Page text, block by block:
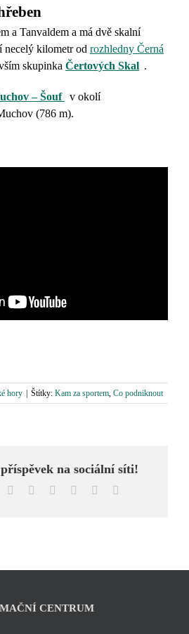
a Tanvaldem a má dvě skalní
necelý kilometr od rozhledny Černá
skupinka Čertových Skal .
– Šouf
v okolí
(786 m).
hory | Štítky: Kam za sportem, Co podniknout
na sociální síti!
LinkedInWhatsApp
TumblrPinterest
CENTRUM